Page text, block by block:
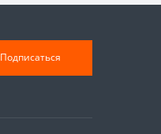
Подписаться